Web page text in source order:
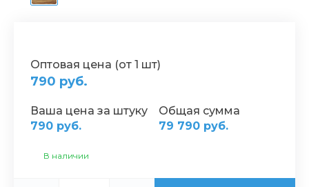
Оптовая цена (от 1 шт)
790 руб.
Ваша цена за штуку
790 руб.
Общая сумма
79 790 руб.
В наличии